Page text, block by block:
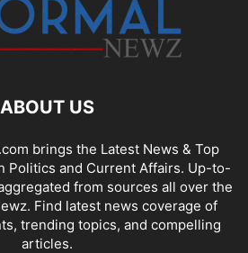
ABOUT US
brings the Latest News & Top
Politics and Current Affairs. Up-to-
from sources all over the
Find latest news coverage of
trending topics, and compelling
articles.